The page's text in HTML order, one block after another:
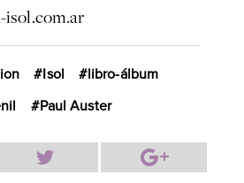
Isol
libro-álbum
Paul Auster